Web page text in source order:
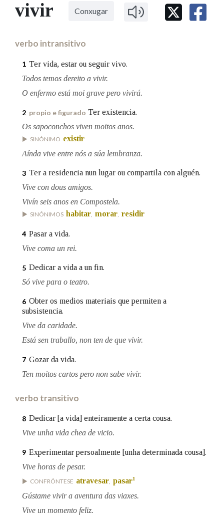
IDENTIDADE CORPORATIVA
MARCIAL DEL ADALID
FIGURAS HOMENAXEADAS
PRIMAVERA DAS LETRAS
PORTAL DAS PALABRAS
Facebook
TwitterYoutubeInstagram
Bluesky
BUSCAR NOS LEMAS
Contén
BUSCAR NO CONTIDO
Nas definicións
Nos exemplos
Na fraseoloxía
OUTRAS OPCIÓNS DE BUSCA
Pertence a
vivir Conxugar
verbo intransitivo
1 Ter vida, estar ou seguir vivo.
Todos temos dereito a vivir.
O enfermo está moi grave pero vivirá.
2 propio e figurado Ter existencia.
Os sapoconchos viven moitos anos.
SINÓNIMO existir
Aínda vive entre nós a súa lembranza.
3 Ter a residencia nun lugar ou compartila con alguén.
Vive con dous amigos.
Vivín seis anos en Compostela.
SINÓNIMOS habitar, morar, residir
4 Pasar a vida.
Vive coma un rei.
5 Dedicar a vida a un fin.
Só vive para o teatro.
6 Obter os medios materiais que permiten a
subsistencia.
Vive da caridade.
Está sen traballo, non ten de que vivir.
7 Gozar da vida.
Ten moitos cartos pero non sabe vivir.
verbo transitivo
8 Dedicar [a vida] enteiramente a certa cousa.
Vive unha vida chea de vicio.
9 Experimentar persoalmente [unha determinada cousa].
Vive horas de pesar.
CONFRÓNTESE atravesar pasar1
Gústame vivir a aventura das viaxes.
Vive un momento feliz.